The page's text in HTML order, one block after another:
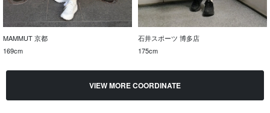
MAMMUT 京都
169cm
石井スポーツ 博多店
175cm
VIEW MORE COORDINATE